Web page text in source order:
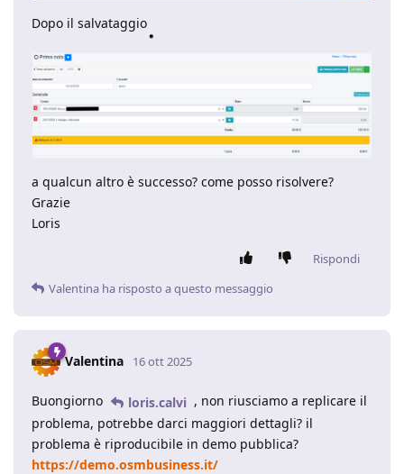
Dopo il salvataggio
a qualcun altro è successo? come posso risolvere?
Grazie
Loris
Rispondi
Valentina ha risposto a questo messaggio
Valentina 16 ott 2025
Buongiorno loris.calvi , non riusciamo a replicare il
problema, potrebbe darci maggiori dettagli? il
problema è riproducibile in demo pubblica?
https://demo.osmbusiness.it/